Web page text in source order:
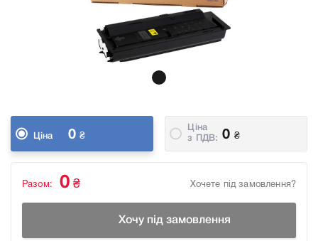
Ціна 0 ₴
Ціна
з ПДВ:
0 ₴
Хочете під замовлення?
Разом: 0 ₴
Хочу під замовлення